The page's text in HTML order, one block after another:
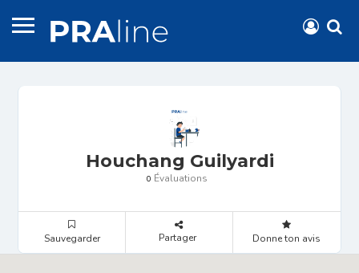
Houchang Guilyardi
0 Évaluations
Sauvegarder Partager Donne ton avis